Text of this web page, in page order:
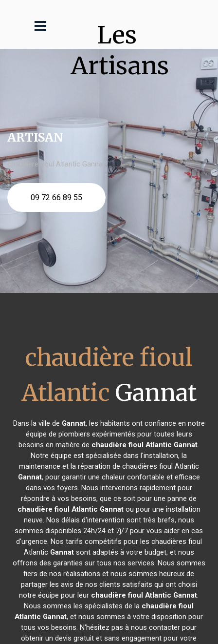
Les
Artisans
ARTISAN
chaudière fioul Atlantic Gannat
09 72 66 89 55
chaudière fioul
Atlantic Gannat
Dans la ville de Gannat, les habitants ont confiance en notre
équipe de plombiers expérimentés pour toutes leurs
besoins en matière de chaudière fioul Atlantic Gannat.
Notre équipe est spécialisée dans l'installation, la
maintenance et la réparation de chaudières fioul Atlantic
Gannat, pour garantir une chaleur confortable et efficace
dans vos foyers. Nous intervenons rapidement pour
répondre à vos besoins, que ce soit pour une panne de
chaudière fioul Atlantic Gannatou pour une installation
neuve. Nos délais d'intervention sont très brefs, nous
sommes disponibles 24h/24 et 7j/7 pour vous aider en cas
d'urgence. Nos tarifs compétitifs pour les chaudières fioul
Atlantic Gannatsont adaptés à votre budget, et nous
offrons des garanties sur tous nos services. Nous sommes
fiers de nos réalisations et nous sommes heureux de
partager les avis de nos clients satisfaits qui ont choisi
notre équipe pour leur chaudière fioul Atlantic Gannat.
Nous sommes les spécialistes de la chaudière fioul
Atlantic Gannat, et nous sommes à votre disposition pour
tous vos besoins. N'hésitez pas à nous contacter pour
obtenir un devis gratuit et sans engagement pour votre